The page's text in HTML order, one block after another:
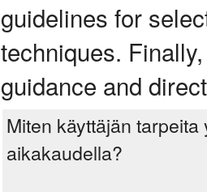
guidelines for
techniques.
guidance and
Miten käyttäjän
aikakaudella?